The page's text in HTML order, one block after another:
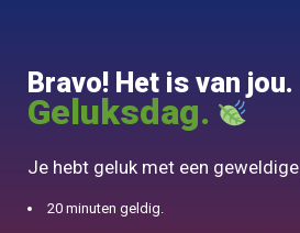
10% aangeboden voor 50€
Bravo! Het is van jou.
Geluksdag.
Je hebt geluk met een
20 minuten geldig.